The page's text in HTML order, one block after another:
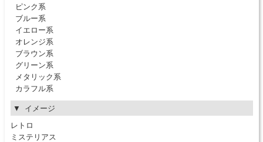
ピンク系
ブルー系
イエロー系
オレンジ系
ブラウン系
グリーン系
メタリック系
カラフル系
イメージ
レトロ
ミステリアス